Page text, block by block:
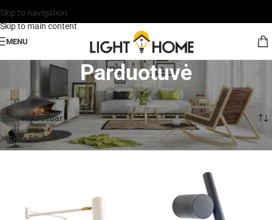
Skip to navigation
Skip to main content
MENU
Parduotuvė
Rodoma 1–30 iš 324
Show sidebar
Clear filters Redo Group (Rumunija)